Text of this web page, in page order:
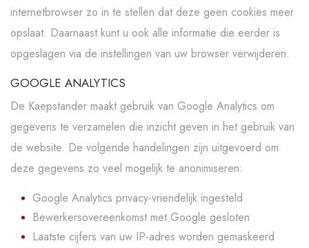
internetbrowser zo in te stellen dat deze geen cookies meer
opslaat. Daarnaast kunt u ook alle informatie die eerder is
opgeslagen via de instellingen van uw browser verwijderen.
GOOGLE ANALYTICS
De Kaepstander maakt gebruik van Google Analytics om
gegevens te verzamelen die inzicht geven in het gebruik van
de website. De volgende handelingen zijn uitgevoerd om
deze gegevens zo veel mogelijk te anonimiseren:
Google Analytics privacy-vriendelijk ingesteld
Bewerkersovereenkomst met Google gesloten
Laatste cijfers van uw IP-adres worden gemaskeerd